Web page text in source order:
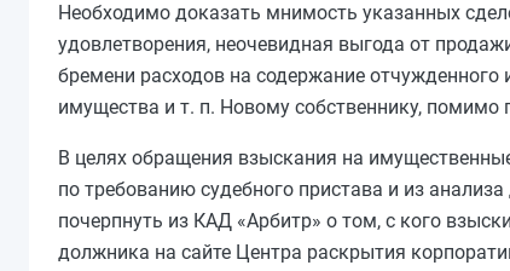
Необходимо доказать мнимость указанных
удовлетворения, неочевидная выгода от
бремени расходов на содержание
имущества и т. п. Новому собственнику, помимо
В целях обращения взыскания на
по требованию судебного пристава и из
почерпнуть из КАД «Арбитр» о том, с кого
должника на сайте Центра раскрытия